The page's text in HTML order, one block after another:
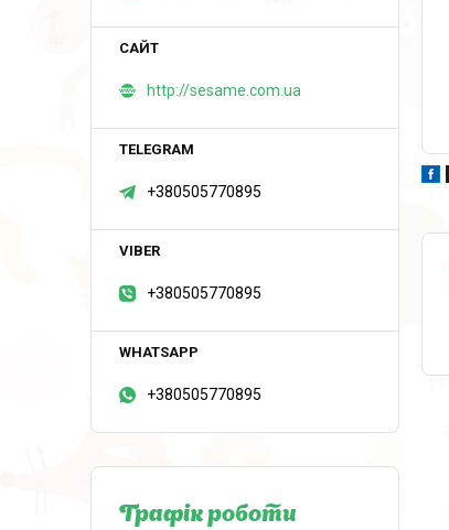
http://sesame.com.ua
+380505770895
+380505770895
+380505770895
Графік роботи